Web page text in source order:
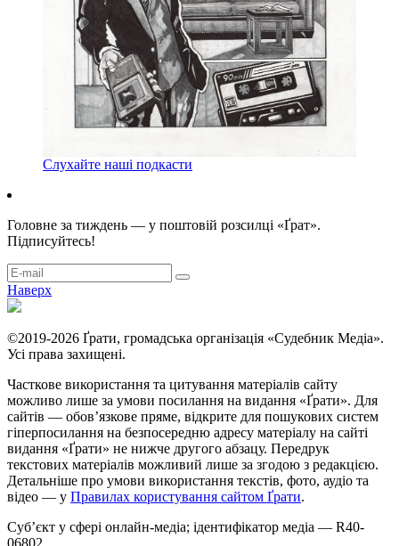
Слухайте наші подкасти
Головне за тиждень — у поштовій розсилці «Ґрат».
Підписуйтесь!
Наверх
©2019-2026 Ґрати, громадська організація «Судебник Медіа».
Усі права захищені.
Часткове використання та цитування матеріалів сайту
можливо лише за умови посилання на видання «Ґрати». Для
сайтів — обовʼязкове пряме, відкрите для пошукових систем
гіперпосилання на безпосередню адресу матеріалу на сайті
видання «Ґрати» не нижче другого абзацу. Передрук
текстових матеріалів можливий лише за згодою з редакцією.
Детальніше про умови використання текстів, фото, аудіо та
відео — у Правилах користування сайтом Ґрати.
Суб’єкт у сфері онлайн-медіа; ідентифікатор медіа — R40-
06802